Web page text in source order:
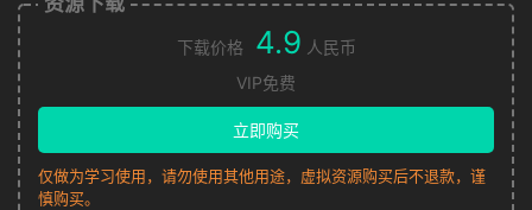
下载价格 4.9 人民币
VIP免费
立即购买
仅做为学习使用，请勿使用其他用途，虚拟资源购买后不退款，谨
慎购买。